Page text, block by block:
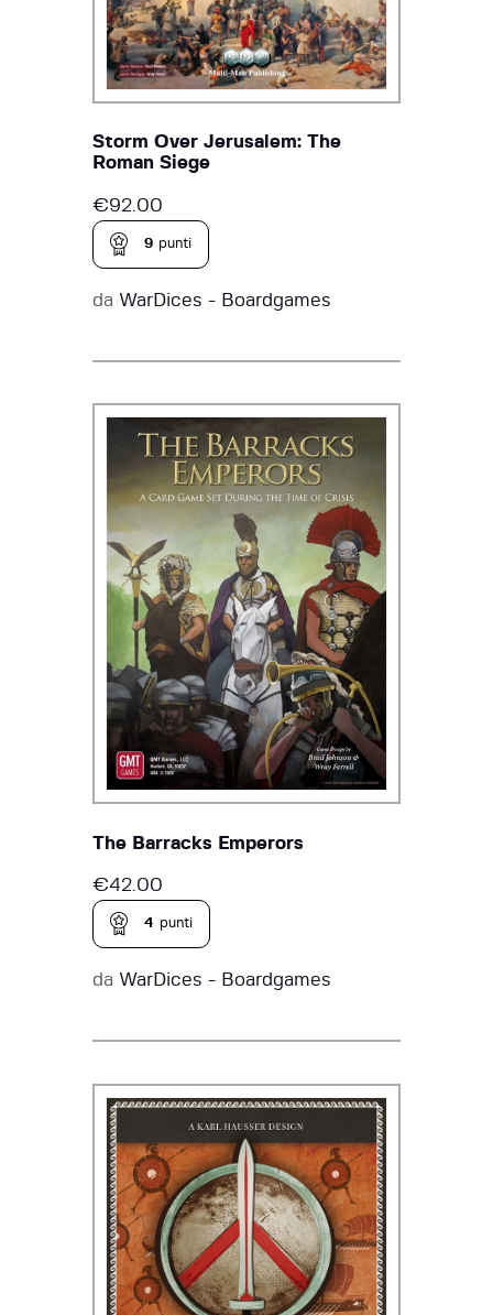
Storm Over Jerusalem: The
Roman Siege
€92.00
9 punti
da WarDices - Boardgames
The Barracks Emperors
€42.00
4 punti
da WarDices - Boardgames